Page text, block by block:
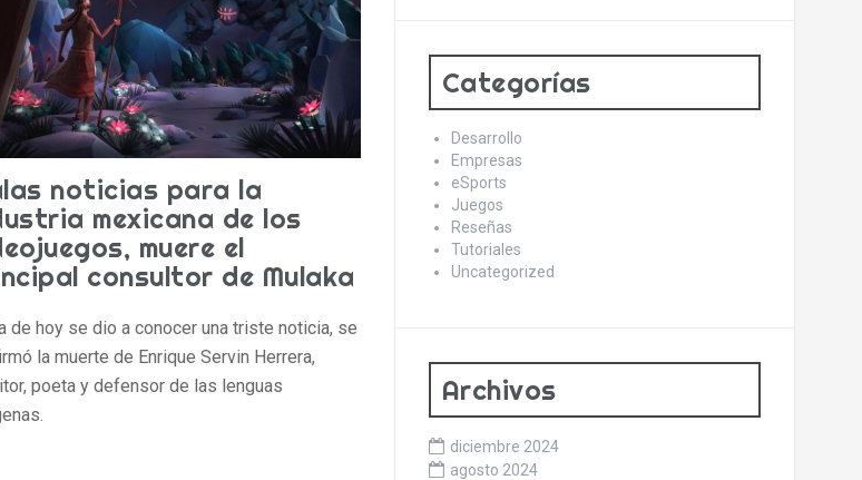
noticias para la
mexicana de los
muere el
consultor de Mulaka
de hoy se dio a conocer una triste noticia, se
la muerte de Enrique Servin Herrera,
poeta y defensor de las lenguas
Categorías
Desarrollo
Empresas
eSports
Juegos
Reseñas
Tutoriales
Uncategorized
Archivos
diciembre 2024
agosto 2024